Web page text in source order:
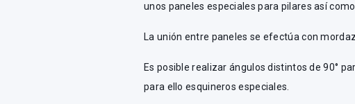
unos paneles especiales para pilares así
La unión entre paneles se efectúa con
Es posible realizar ángulos distintos de 90°
para ello esquineros especiales.